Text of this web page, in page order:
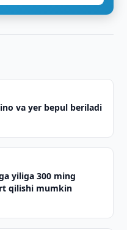
va yer bepul beriladi
yiliga 300 ming
qilishi mumkin